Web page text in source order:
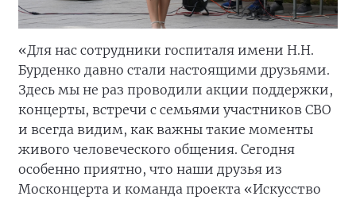
«Для нас сотрудники госпиталя имени Н.Н.
Бурденко давно стали настоящими друзьями.
Здесь мы не раз проводили акции поддержки,
концерты, встречи с семьями участников СВО
и всегда видим, как важны такие моменты
живого человеческого общения. Сегодня
особенно приятно, что наши друзья из
Москонцерта и команда проекта «Искусство